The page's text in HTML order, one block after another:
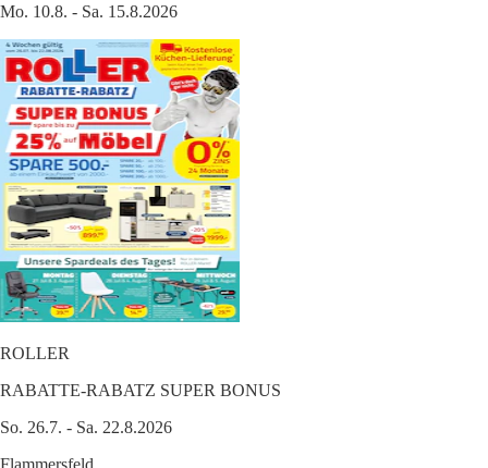
Mo. 10.8. - Sa. 15.8.2026
ROLLER
RABATTE-RABATZ SUPER BONUS
So. 26.7. - Sa. 22.8.2026
Flammersfeld